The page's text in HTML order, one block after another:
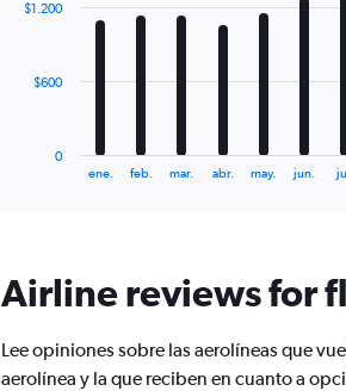
12
The
12
categories.
chart
has
ene. feb. mar. abr. may. jun.
0
$600
$1.200
Airline reviews for
Lee opiniones sobre las aerolíneas que
aerolínea y la que reciben en cuanto a